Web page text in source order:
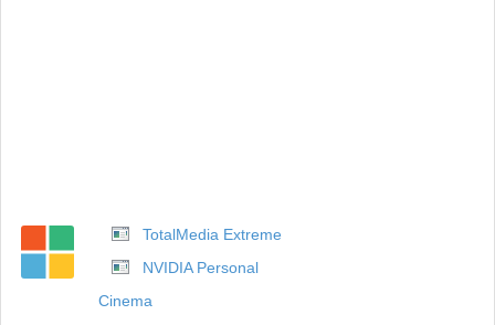
TotalMedia Extreme
NVIDIA Personal
Cinema